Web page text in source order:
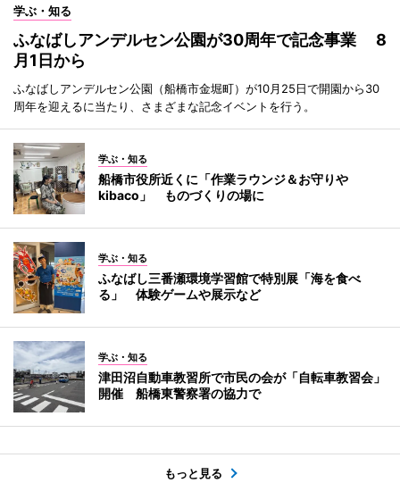
学ぶ・知る
ふなばしアンデルセン公園が30周年で記念事業 8
月1日から
ふなばしアンデルセン公園（船橋市金堀町）が10月25日で開園から30
周年を迎えるに当たり、さまざまな記念イベントを行う。
学ぶ・知る
船橋市役所近くに「作業ラウンジ＆お守りや
kibaco」 ものづくりの場に
学ぶ・知る
ふなばし三番瀬環境学習館で特別展「海を食べ
る」 体験ゲームや展示など
学ぶ・知る
津田沼自動車教習所で市民の会が「自転車教習会」
開催 船橋東警察署の協力で
もっと見る